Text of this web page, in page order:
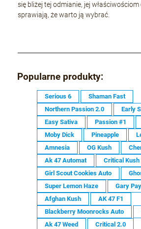
się bliżej tej odmianie, jej
sprawiają, że warto ją wybrać.
Popularne produkty:
Serious 6
Shaman Fast
Northern Passion 2.0
Early
Easy Sativa
Passion #1
Moby Dick
Pineapple
Amnesia
OG Kush
Ak 47 Automat
Critical Kush
Girl Scout Cookies Auto
Super Lemon Haze
Gary
Afghan Kush
AK 47 F1
Blackberry Moonrocks Auto
Ak 47 Weed
Critical 2.0